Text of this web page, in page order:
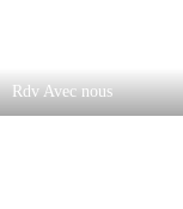
Rdv Avec nous